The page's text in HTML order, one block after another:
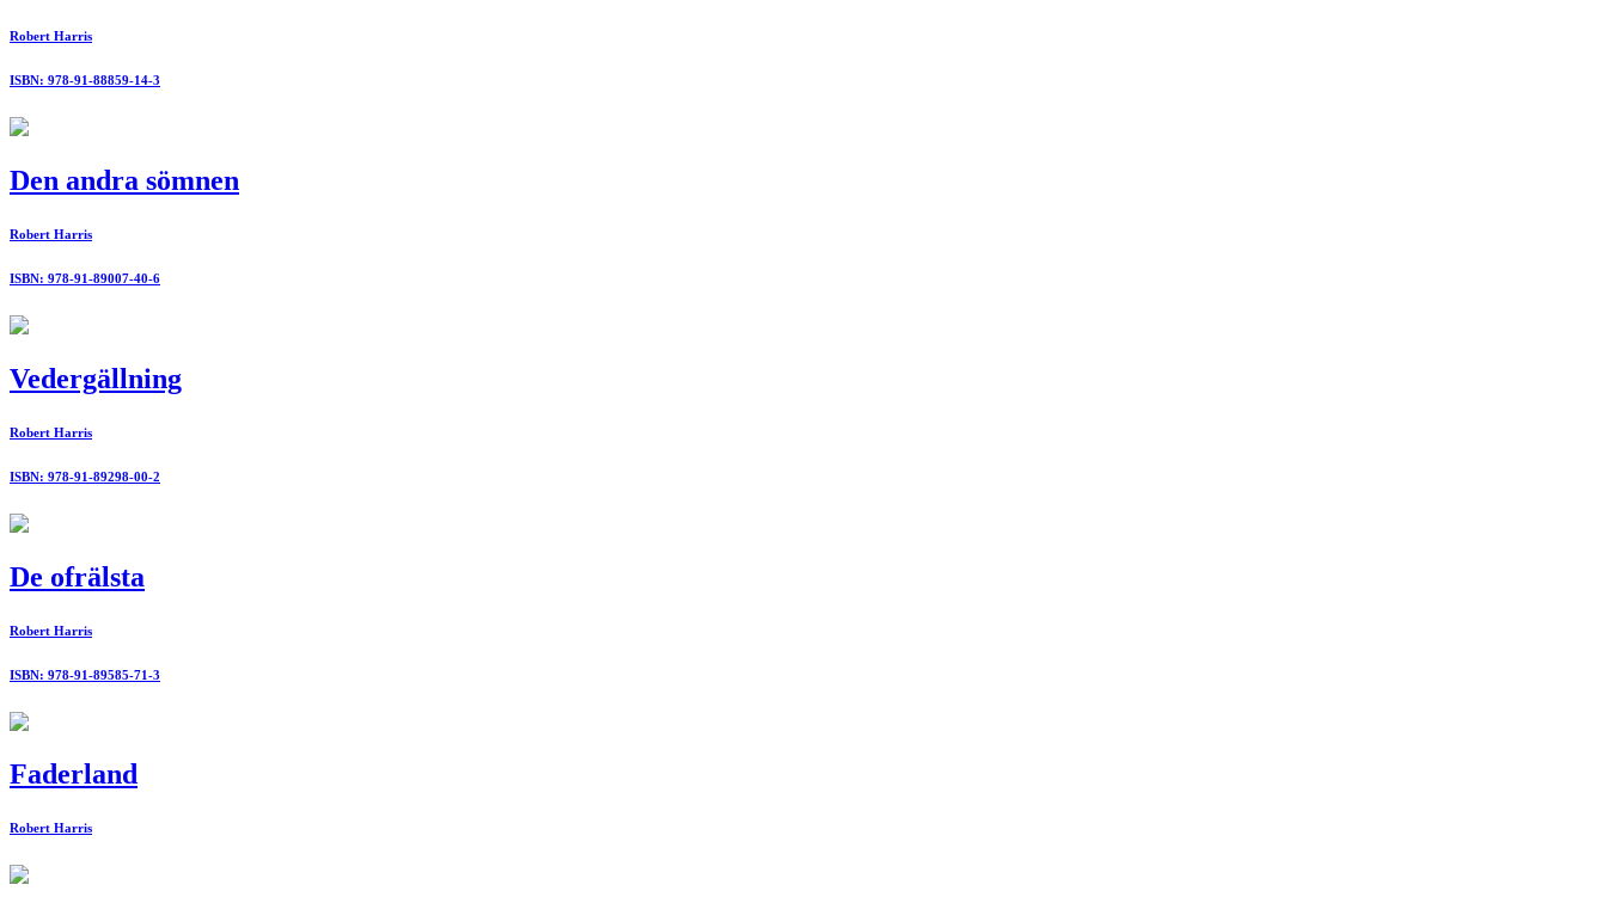
Robert Harris
ISBN: 978-91-88859-14-3
Den andra sömnen
Robert Harris
ISBN: 978-91-89007-40-6
Vedergällning
Robert Harris
ISBN: 978-91-89298-00-2
De ofrälsta
Robert Harris
ISBN: 978-91-89585-71-3
Faderland
Robert Harris